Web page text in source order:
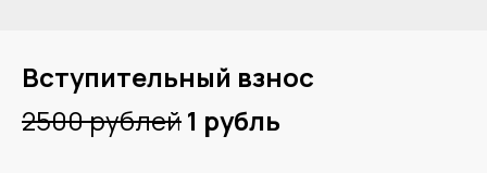
Вступительный взнос
2500 рублей1 рубль